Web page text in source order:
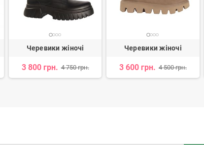
Черевики жіночі
3 800 грн. 4 750 грн.
Черевики жіночі
3 600 грн. 4 500 грн.